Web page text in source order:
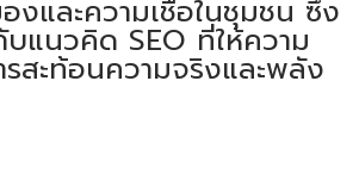
งและความเชื่อในชุมชน ซึ่ง
แนวคิด SEO ที่ให้ความ
สะท้อนความจริงและพลัง